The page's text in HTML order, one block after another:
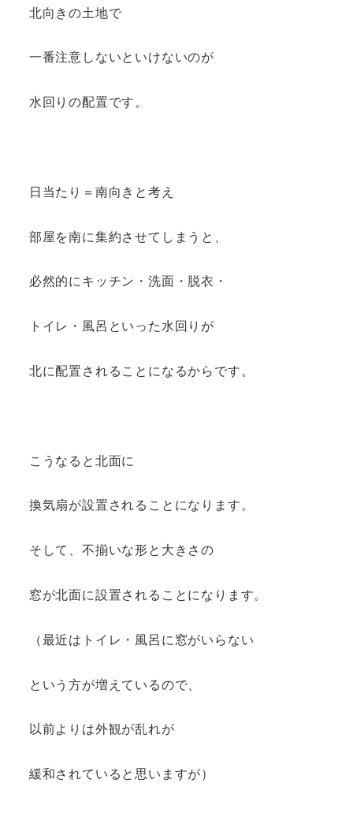
北向きの土地で
一番注意しないといけないのが
水回りの配置です。
日当たり＝南向きと考え
部屋を南に集約させてしまうと、
必然的にキッチン・洗面・脱衣・
トイレ・風呂といった水回りが
北に配置されることになるからです。
こうなると北面に
換気扇が設置されることになります。
そして、不揃いな形と大きさの
窓が北面に設置されることになります。
（最近はトイレ・風呂に窓がいらない
という方が増えているので、
以前よりは外観が乱れが
緩和されていると思いますが）